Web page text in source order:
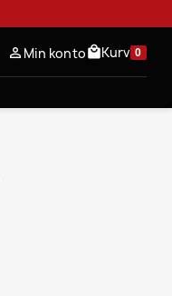
person_outline Min kontolocal_mallKurv 0